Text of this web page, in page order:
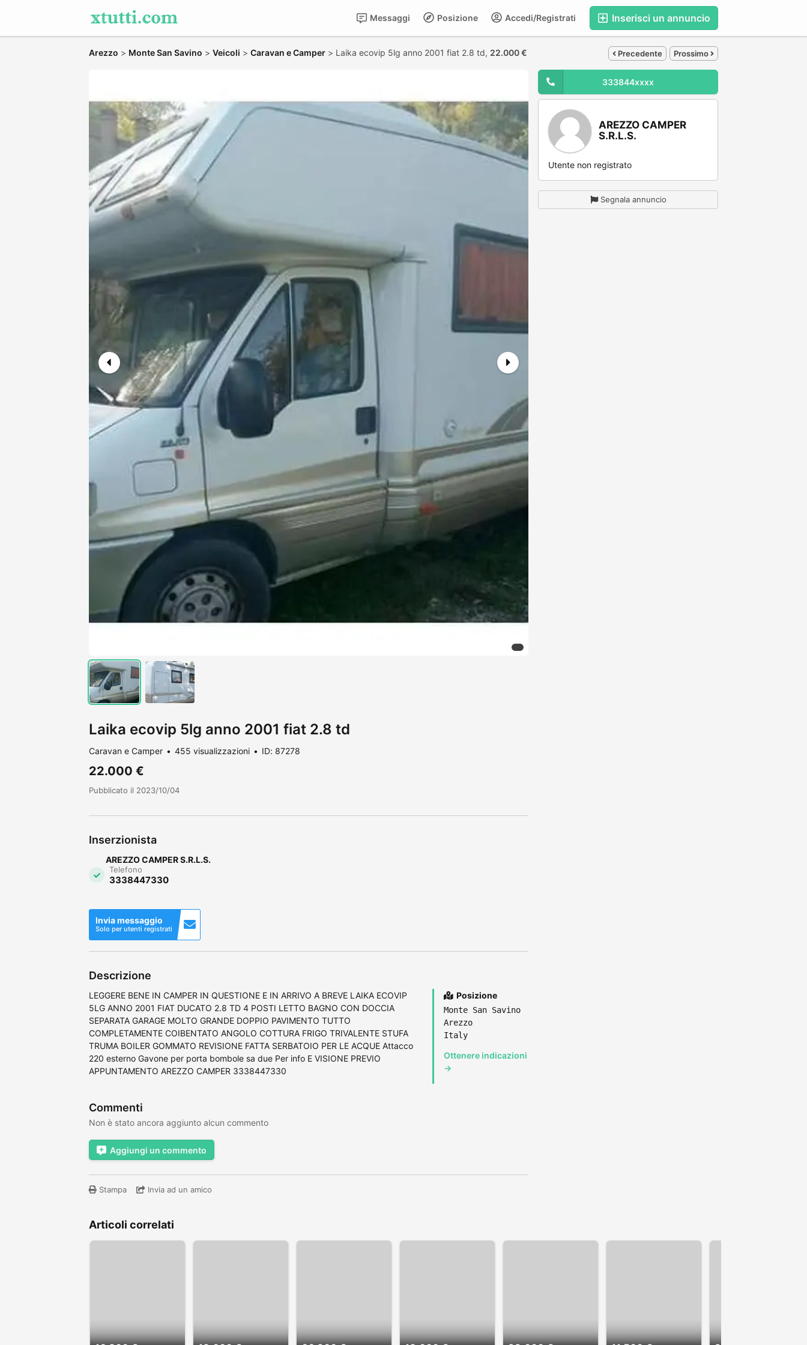
Inserisci un annuncio
Accedi/Registrati
Posizione
Messaggi
Arezzo > Monte San Savino > Veicoli > Caravan e Camper > Laika ecovip 5lg anno 2001 fiat 2.8 td, 22.000 € Precedente Prossimo
Laika ecovip 5lg anno 2001 fiat 2.8 td
Caravan e Camper 455 visualizzazioni ID: 87278
22.000 €
Pubblicato il 2023/10/04
Inserzionista
AREZZO CAMPER S.R.L.S.
Telefono
3338447330
Invia messaggio
Solo per utenti registrati
Descrizione
LEGGERE BENE IN CAMPER IN QUESTIONE E IN ARRIVO A BREVE LAIKA ECOVIP
5LG ANNO 2001 FIAT DUCATO 2.8 TD 4 POSTI LETTO BAGNO CON DOCCIA
SEPARATA GARAGE MOLTO GRANDE DOPPIO PAVIMENTO TUTTO
COMPLETAMENTE COIBENTATO ANGOLO COTTURA FRIGO TRIVALENTE STUFA
TRUMA BOILER GOMMATO REVISIONE FATTA SERBATOIO PER LE ACQUE Attacco
220 esterno Gavone per porta bombole sa due Per info E VISIONE PREVIO
APPUNTAMENTO AREZZO CAMPER 3338447330
Posizione
Monte San Savino
Arezzo
Italy
Ottenere indicazioni
→
Commenti
Non è stato ancora aggiunto alcun commento
Aggiungi un commento
Stampa Invia ad un amico
333844xxxx
AREZZO CAMPER
S.R.L.S.
Utente non registrato
Segnala annuncio
Articoli correlati